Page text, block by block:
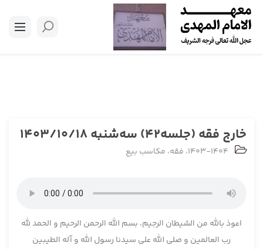
خارج فقه (جلسه42) سه‌شنبه 1403/10/18
1403-1404، فقه، مکاسب بیع
اعوذ بالله من الشیطان الرجیم، بسم الله الرحمن الرحیم و الحمد لله
رب العالمین و صلی الله علی سیدنا رسول الله و آله الطیبین